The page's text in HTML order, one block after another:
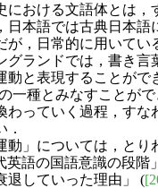
における文語体とは
本語では古典日本語
が，日常的に用いて
グランドでは，書き
動と表現することが
一種とみなすことが
っていく過程，すな
．
」については，とり
英語の国語意識の段階
退していった理由」 (